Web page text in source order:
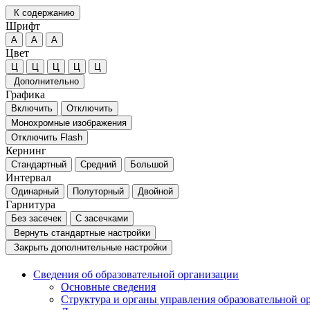
К содержанию
Шрифт
А А А
Цвет
Ц Ц Ц Ц
Ц
Дополнительно
Графика
Включить
Отключить
Монохромные изображения
Отключить Flash
Кернинг
Стандартный Средний Большой
Интервал
Одинарный Полуторный Двойной
Гарнитура
Без засечек
С засечками
Вернуть стандартные настройки
Закрыть дополнительные настройки
Сведения об образовательной организации
Основные сведения
Структура и органы управления образовательной